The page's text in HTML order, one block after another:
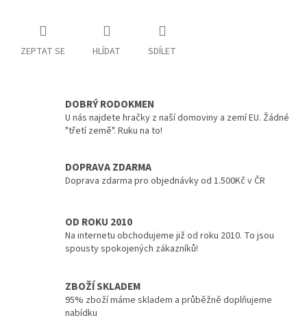
ZEPTAT SE HLÍDAT SDÍLET
DOBRÝ RODOKMEN
U nás najdete hračky z naší domoviny a zemí EU. Žádné
"třetí země". Ruku na to!
DOPRAVA ZDARMA
Doprava zdarma pro objednávky od 1.500Kč v ČR
OD ROKU 2010
Na internetu obchodujeme již od roku 2010. To jsou
spousty spokojených zákazníků!
ZBOŽÍ SKLADEM
95% zboží máme skladem a průběžně doplňujeme
nabídku